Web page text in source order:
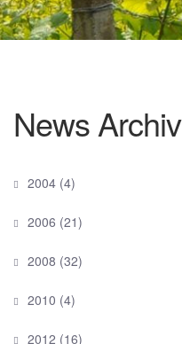
News Archiv
2004 (4)
2006 (21)
2008 (32)
2010 (4)
2012 (16)